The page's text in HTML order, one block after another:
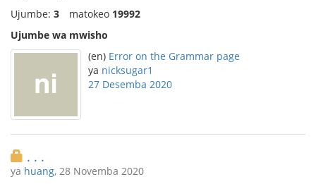
Ujumbe: 3 matokeo 19992
Ujumbe wa mwisho
(en) Error on the Grammar page
ya nicksugar1
27 Desemba 2020
. . .
ya huang, 28 Novemba 2020